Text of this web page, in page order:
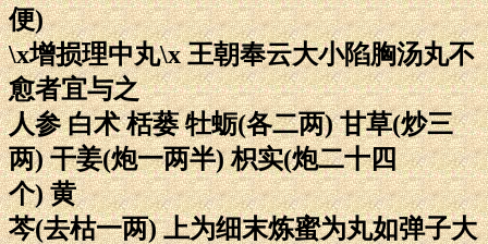
便)
\x增损理中丸\x 王朝奉云大小陷胸汤丸不
愈者宜与之
人参 白术 栝蒌 牡蛎(各二两) 甘草(炒三
两) 干姜(炮一两半) 枳实(炮二十四
个) 黄
芩(去枯一两) 上为细末炼蜜为丸如弹子大